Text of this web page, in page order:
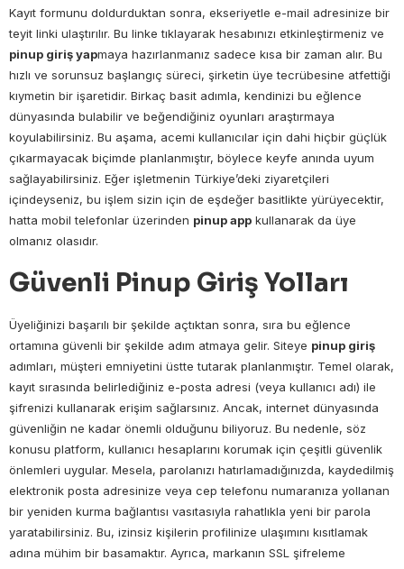
Kayıt formunu doldurduktan sonra, ekseriyetle e-mail adresinize bir
teyit linki ulaştırılır. Bu linke tıklayarak hesabınızı etkinleştirmeniz ve
pinup giriş yapmaya hazırlanmanız sadece kısa bir zaman alır. Bu
hızlı ve sorunsuz başlangıç süreci, şirketin üye tecrübesine atfettiği
kıymetin bir işaretidir. Birkaç basit adımla, kendinizi bu eğlence
dünyasında bulabilir ve beğendiğiniz oyunları araştırmaya
koyulabilirsiniz. Bu aşama, acemi kullanıcılar için dahi hiçbir güçlük
çıkarmayacak biçimde planlanmıştır, böylece keyfe anında uyum
sağlayabilirsiniz. Eğer işletmenin Türkiye’deki ziyaretçileri
içindeyseniz, bu işlem sizin için de eşdeğer basitlikte yürüyecektir,
hatta mobil telefonlar üzerinden pinup app kullanarak da üye
olmanız olasıdır.
Güvenli Pinup Giriş Yolları
Üyeliğinizi başarılı bir şekilde açtıktan sonra, sıra bu eğlence
ortamına güvenli bir şekilde adım atmaya gelir. Siteye pinup giriş
adımları, müşteri emniyetini üstte tutarak planlanmıştır. Temel olarak,
kayıt sırasında belirlediğiniz e-posta adresi (veya kullanıcı adı) ile
şifrenizi kullanarak erişim sağlarsınız. Ancak, internet dünyasında
güvenliğin ne kadar önemli olduğunu biliyoruz. Bu nedenle, söz
konusu platform, kullanıcı hesaplarını korumak için çeşitli güvenlik
önlemleri uygular. Mesela, parolanızı hatırlamadığınızda, kaydedilmiş
elektronik posta adresinize veya cep telefonu numaranıza yollanan
bir yeniden kurma bağlantısı vasıtasıyla rahatlıkla yeni bir parola
yaratabilirsiniz. Bu, izinsiz kişilerin profilinize ulaşımını kısıtlamak
adına mühim bir basamaktır. Ayrıca, markanın SSL şifreleme